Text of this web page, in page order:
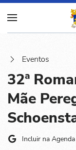
Eventos
32ª
Mãe
Incluir na Agenda